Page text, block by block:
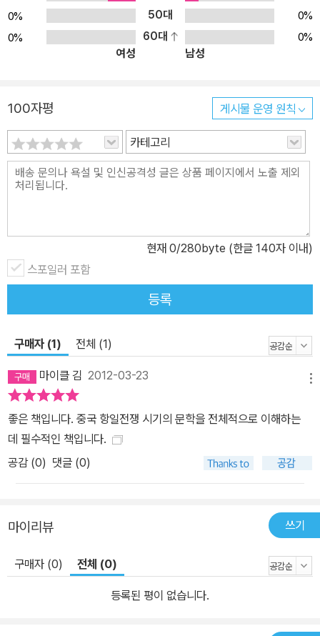
0%
50대
0%
0%
60대
0%
여성
남성
100자평 게시물 운영 원칙
카테고리
현재 0/280byte (한글 140자 이내)
스포일러 포함
등록
구매자 (1) 전체 (1)
마이클 김 2012-03-23
좋은 책입니다. 중국 항일전쟁 시기의 문학을 전체적으로 이해하는
데 필수적인 책입니다.
공감 (0) 댓글 (0)
마이리뷰 쓰기
구매자 (0) 전체 (0)
등록된 평이 없습니다.